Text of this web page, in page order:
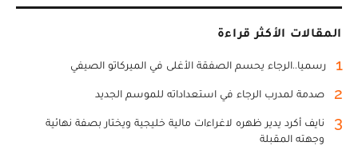
المقالات الأكثر قراءة
1 رسميا..الرجاء يحسم الصفقة الأغلى في الميركاتو الصيفي
2 صدمة لمدرب الرجاء في استعداداته للموسم الجديد
3
نايف أكرد يدير ظهره لاغراءات مالية خليجية ويختار بصفة نهائية
وجهته المقبلة